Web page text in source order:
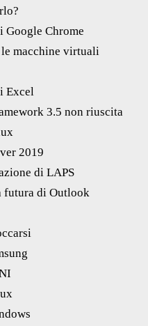
Google Chrome
macchine virtuali
Excel
3.5 non riuscita
2019
di LAPS
futura di Outlook